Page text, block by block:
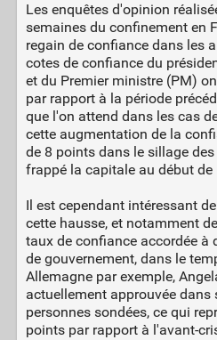
Les enquêtes d'opinion
semaines du confinement en
regain de confiance dans les
cotes de confiance du
et du Premier ministre (PM)
par rapport à la période
que l'on attend dans les cas
cette augmentation de la
de 8 points dans le sillage
frappé la capitale au début de
Il est cependant intéressant
cette hausse, et notamment
taux de confiance accordée à
de gouvernement, dans le
Allemagne par exemple,
actuellement approuvée dans
personnes sondées, ce qui
points par rapport à l'avant-